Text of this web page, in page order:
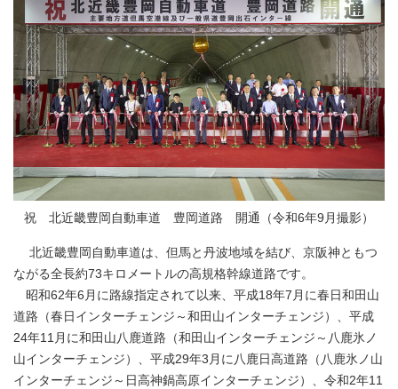
祝 北近畿豊岡自動車道 豊岡道路 開通（令和6年9月撮影）
北近畿豊岡自動車道は、但馬と丹波地域を結び、京阪神ともつ
ながる全長約73キロメートルの高規格幹線道路です。
昭和62年6月に路線指定されて以来、平成18年7月に春日和田山
道路（春日インターチェンジ～和田山インターチェンジ）、平成
24年11月に和田山八鹿道路（和田山インターチェンジ～八鹿氷ノ
山インターチェンジ）、平成29年3月に八鹿日高道路（八鹿氷ノ山
インターチェンジ～日高神鍋高原インターチェンジ）、令和2年11